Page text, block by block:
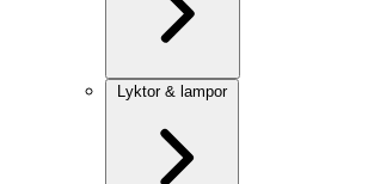
Lyktor & lampor